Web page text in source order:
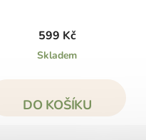
599 Kč
Skladem
DO KOŠÍKU